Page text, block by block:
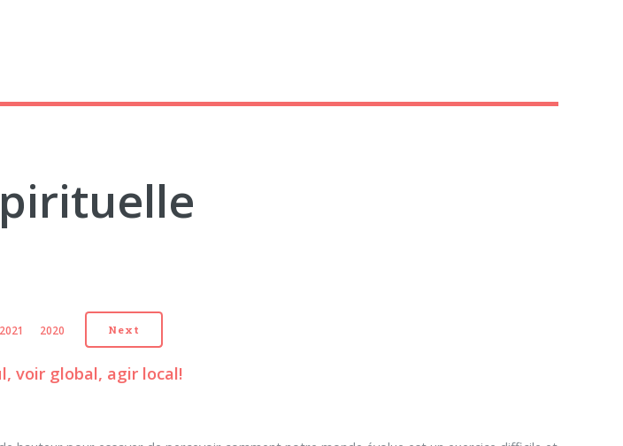
2021 2020 Next
voir global, agir local!